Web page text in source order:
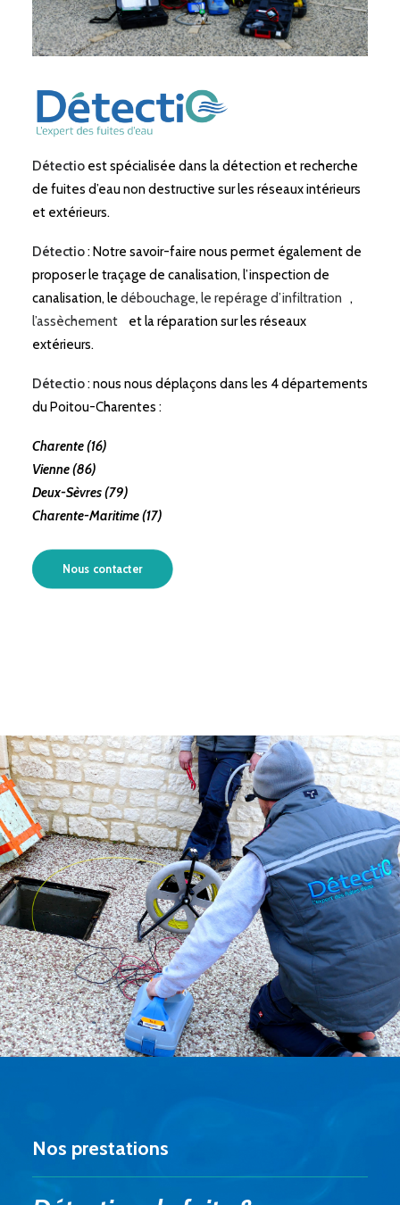
Détectio est spécialisée dans la détection et recherche
de fuites d’eau non destructive sur les réseaux intérieurs
et extérieurs.
Détectio: Notre savoir-faire nous permet également de
proposer le traçage de canalisation, l’inspection de
canalisation, le débouchage, le repérage d’infiltration ,
l’assèchement et la réparation sur les réseaux
extérieurs.
Détectio: nous nous déplaçons dans les 4 départements
du Poitou-Charentes :
Charente (16)
Vienne (86)
Deux-Sèvres (79)
Charente-Maritime (17)
Nous contacter
Nos prestations